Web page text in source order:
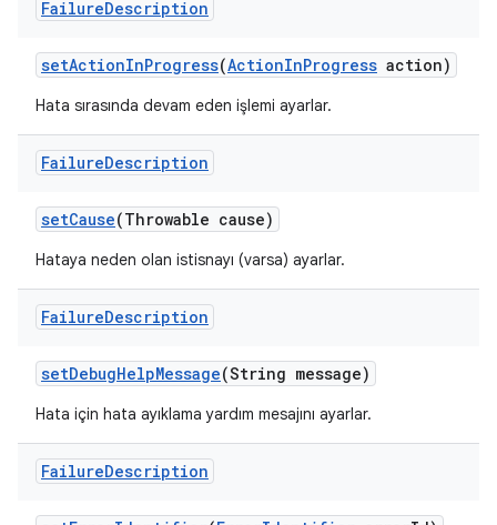
FailureDescription
setActionInProgress(ActionInProgress action)
Hata sırasında devam eden işlemi ayarlar.
FailureDescription
setCause(Throwable cause)
Hataya neden olan istisnayı (varsa) ayarlar.
FailureDescription
setDebugHelpMessage(String message)
Hata için hata ayıklama yardım mesajını ayarlar.
FailureDescription